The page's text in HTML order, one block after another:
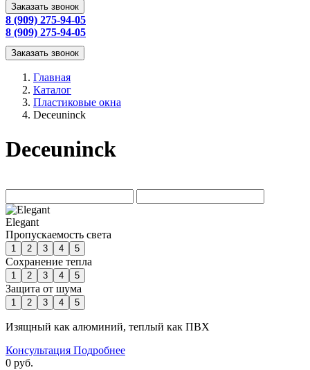
Заказать звонок
8 (909) 275-94-05
8 (909) 275-94-05
Заказать звонок
Главная
Каталог
Пластиковые окна
Deceuninck
Deceuninck
Elegant
Пропускаемость света
1 2 3 4 5
Сохранение тепла
1 2 3 4 5
Защита от шума
1 2 3 4 5
Изящный как алюминий, теплый как ПВХ
Консультация Подробнее
0 руб.